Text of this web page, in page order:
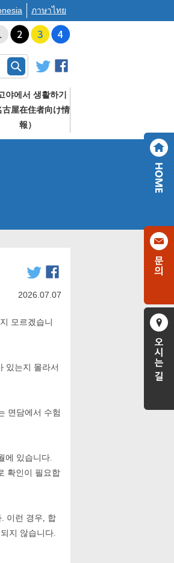
ภาษาไทย
야에서 생활하기
古屋在住者向け情
報）
2026.07.07
모르겠습니
있는지 몰라서
면담에서 수험
에 있습니다.
확인이 필요합
. 이런 경우, 합
지 않습니다.